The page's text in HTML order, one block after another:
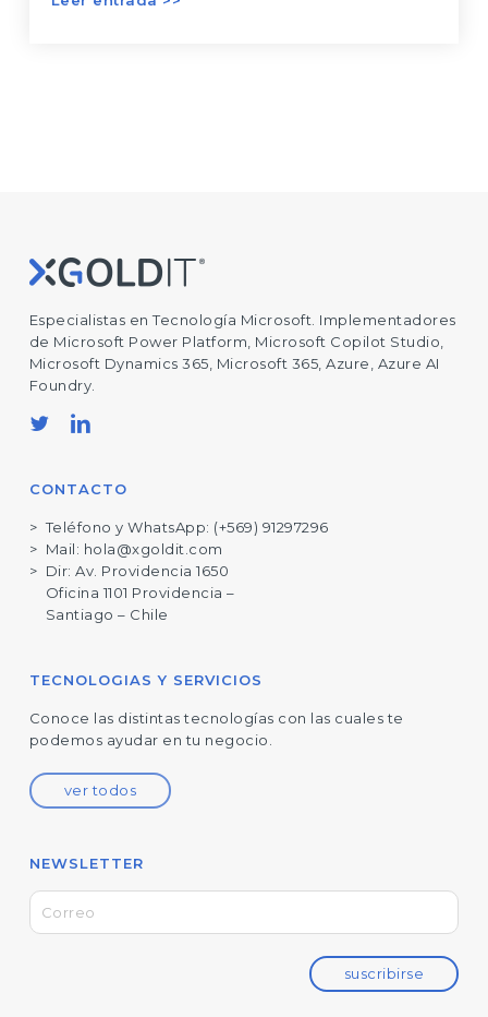
Especialistas en Tecnología Microsoft. Implementadores
de Microsoft Power Platform, Microsoft Copilot Studio,
Microsoft Dynamics 365, Microsoft 365, Azure, Azure AI
Foundry.
CONTACTO
Teléfono y WhatsApp: (+569) 91297296
Mail: hola@xgoldit.com
Dir:Av. Providencia 1650
Oficina 1101 Providencia –
Santiago – Chile
TECNOLOGIAS Y SERVICIOS
Conoce las distintas tecnologías con las cuales te
podemos ayudar en tu negocio.
ver todos
NEWSLETTER
suscribirse